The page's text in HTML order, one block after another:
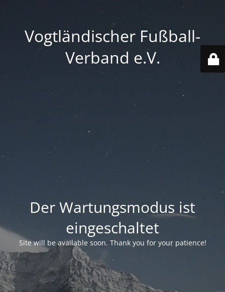
Vogtländischer Fußball-
Verband e.V.
Der Wartungsmodus ist
eingeschaltet
Site will be available soon. Thank you for your patience!